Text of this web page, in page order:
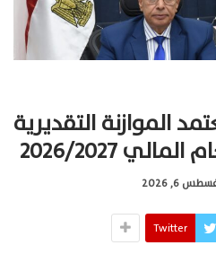
الموازنة التقديرية
6, 2026
Twitter